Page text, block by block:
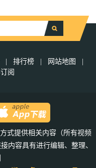
排行榜 网站地图
阅
式提供相关内容（所有视频
内容具有进行编辑、整理、